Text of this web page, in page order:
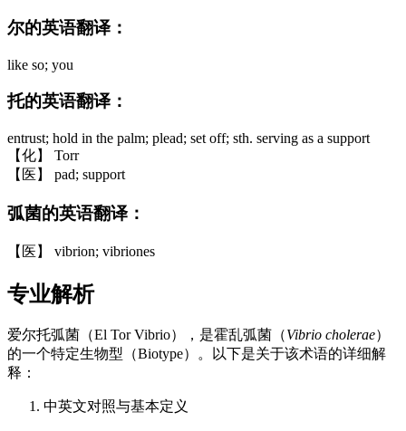
尔的英语翻译：
like so; you
托的英语翻译：
entrust; hold in the palm; plead; set off; sth. serving as a support
【化】 Torr
【医】 pad; support
弧菌的英语翻译：
【医】 vibrion; vibriones
专业解析
爱尔托弧菌（El Tor Vibrio），是霍乱弧菌（Vibrio cholerae）
的一个特定生物型（Biotype）。以下是关于该术语的详细解
释：
中英文对照与基本定义